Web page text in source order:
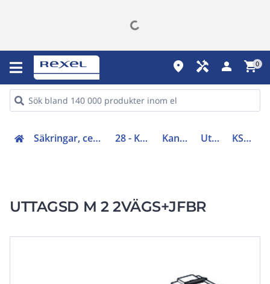
place handyman person shopping_cart0
Säkringar, centraler, skåp, elfördelning (20-29) 28 - Kanalskensfördelning Kanalskenfördelning Uttagsdon/lådor KSB32CP11T1RSE
UTTAGSD M 2 2VÄGS+JFBR